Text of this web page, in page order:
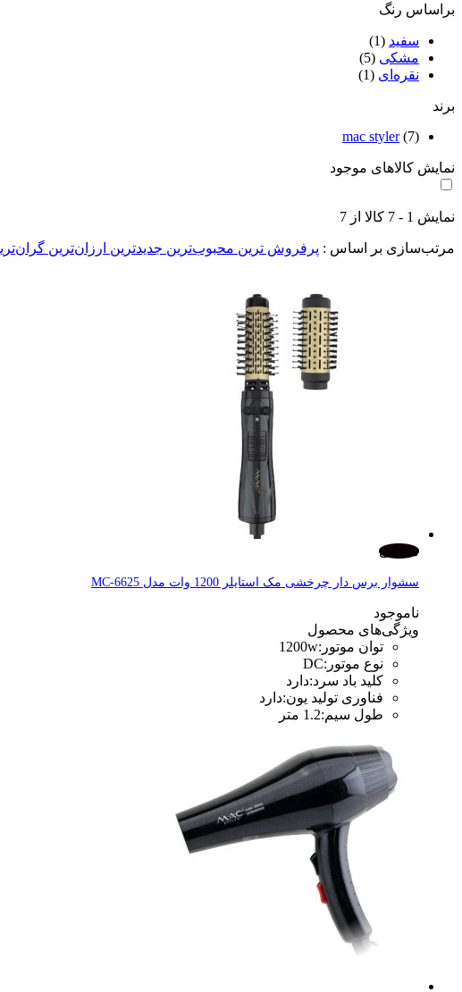
براساس رنگ
سفید (1)
مشکی (5)
نقره‌ای (1)
برند
mac styler (7)
نمایش کالاهای موجود
نمایش 1
-
7 کالا از 7
مرتب‌سازی بر اساس : پرفروش ترین محبوب‌ترین جدیدترین ارزان‌ترین
مشکی
سشوار برس دار چرخشی مک استایلر 1200 وات مدل MC-6625
ناموجود
ویژگی‌های محصول
توان موتور :
1200w
نوع موتور :
DC
کلید باد سرد:دارد
فناوری تولید یون:دارد
طول سیم:1.2 متر